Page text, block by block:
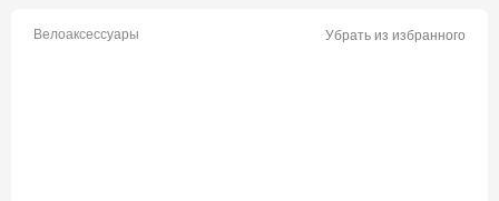
Велоаксессуары Убрать из избранного